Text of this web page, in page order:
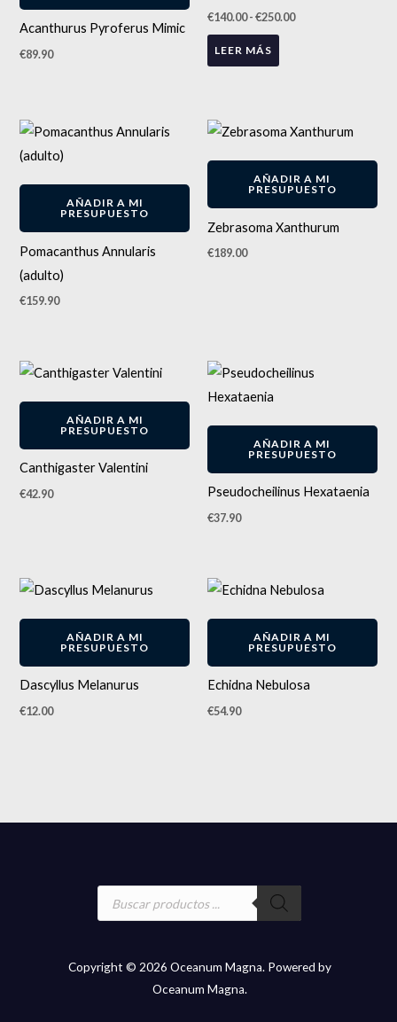
Acanthurus Pyroferus Mimic
€89.90
€140.00-€250.00
LEER MÁS
AÑADIR A MI
PRESUPUESTO
Pomacanthus Annularis
(adulto)
€159.90
AÑADIR A MI
PRESUPUESTO
Zebrasoma Xanthurum
€189.00
AÑADIR A MI
PRESUPUESTO
Canthigaster Valentini
€42.90
AÑADIR A MI
PRESUPUESTO
Pseudocheilinus Hexataenia
€37.90
AÑADIR A MI
PRESUPUESTO
Dascyllus Melanurus
€12.00
AÑADIR A MI
PRESUPUESTO
Echidna Nebulosa
€54.90
Búsqueda
productos
Copyright © 2026 Oceanum Magna. Powered by
Oceanum Magna.